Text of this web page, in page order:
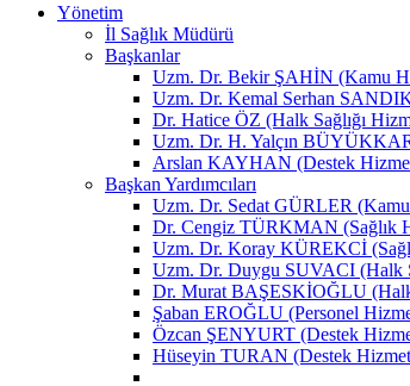
Yönetim
İl Sağlık Müdürü
Başkanlar
Uzm. Dr. Bekir ŞAHİN (Kamu
Uzm. Dr. Kemal Serhan
Dr. Hatice ÖZ (Halk Sağlığı
Uzm. Dr. H. Yalçın
Arslan KAYHAN (Destek
Başkan Yardımcıları
Uzm. Dr. Sedat GÜRLER (Kamu
Dr. Cengiz TÜRKMAN (Sağlık
Uzm. Dr. Koray KÜREKCİ
Uzm. Dr. Duygu SUVACI (Halk
Dr. Murat BAŞESKİOĞLU (Halk
Şaban EROĞLU (Personel
Özcan ŞENYURT (Destek
Hüseyin TURAN (Destek